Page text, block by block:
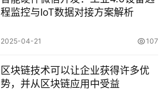
程监控与IoT数据对接方案解析
2025-04-21 107
区块链技术可以让企业获得许多优
势，并从区块链应用中受益